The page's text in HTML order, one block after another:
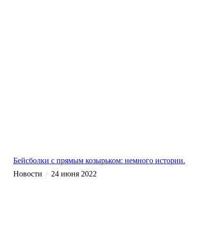
Бейсболки с прямым козырьком: немного истории.
Новости / 24 июня 2022